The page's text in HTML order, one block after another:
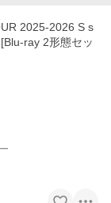
2025-2026 S s
ray 2形態セッ